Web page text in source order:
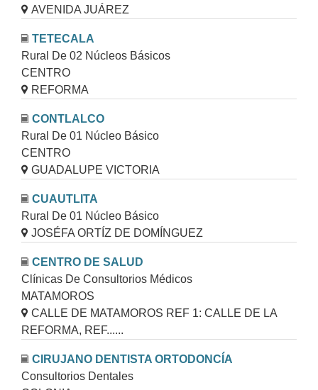
AVENIDA JUÁREZ
TETECALA
Rural De 02 Núcleos Básicos
CENTRO
REFORMA
CONTLALCO
Rural De 01 Núcleo Básico
CENTRO
GUADALUPE VICTORIA
CUAUTLITA
Rural De 01 Núcleo Básico
JOSÉFA ORTÍZ DE DOMÍNGUEZ
CENTRO DE SALUD
Clínicas De Consultorios Médicos
MATAMOROS
CALLE DE MATAMOROS REF 1: CALLE DE LA
REFORMA, REF......
CIRUJANO DENTISTA ORTODONCÍA
Consultorios Dentales